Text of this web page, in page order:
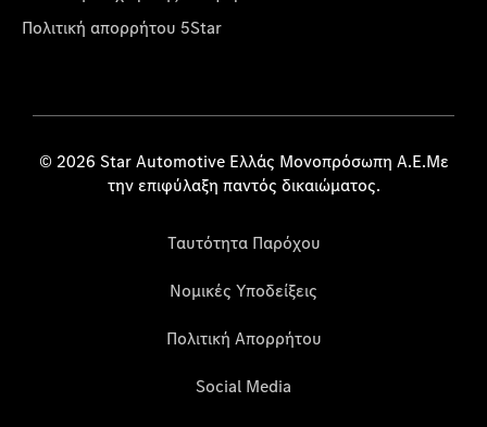
Πολιτική απορρήτου 5Star
© 2026 Star Automotive Ελλάς Μονοπρόσωπη Α.Ε.Με
την επιφύλαξη παντός δικαιώματος.
Ταυτότητα Παρόχου
Νομικές Υποδείξεις
Πολιτική Απορρήτου
Social Media